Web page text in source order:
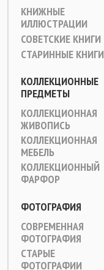
КНИЖНЫЕ
ИЛЛЮСТРАЦИИ
СОВЕТСКИЕ КНИГИ
СТАРИННЫЕ КНИГИ
КОЛЛЕКЦИОННЫЕ
ПРЕДМЕТЫ
КОЛЛЕКЦИОННАЯ
ЖИВОПИСЬ
КОЛЛЕКЦИОННАЯ
МЕБЕЛЬ
КОЛЛЕКЦИОННЫЙ
ФАРФОР
ФОТОГРАФИЯ
СОВРЕМЕННАЯ
ФОТОГРАФИЯ
СТАРЫЕ
ФОТОГРАФИИ